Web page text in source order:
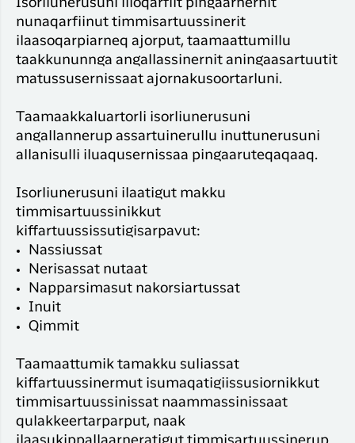
Isorliunerusuni illoqarfiit pingaarnernit
nunaqarfiinut timmisartuussinerit
ilaasoqarpiarneq ajorput, taamaattumillu
taakkununnga angallassinernit aningaasartuutit
matussusernissaat ajornakusoortarluni.
Taamaakkaluartorli isorliunerusuni
angallannerup assartuinerullu inuttunerusuni
allanisulli iluaqusernissaa pingaaruteqaqaaq.
Isorliunerusuni ilaatigut makku
timmisartuussinikkut
kiffartuussissutigisarpavut:
Nassiussat
Nerisassat nutaat
Napparsimasut nakorsiartussat
Inuit
Qimmit
Taamaattumik tamakku suliassat
kiffartuussinermut isumaqatigiissusiornikkut
timmisartuussinissat naammassinissaat
qulakkeertarparput, naak